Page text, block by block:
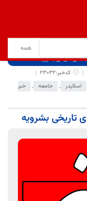
کدخبر:23032
اسلایدر , جامعه ,
خبر